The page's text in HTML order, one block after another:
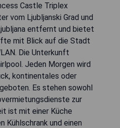
Castle Triplex
vom Ljubljanski Grad und
entfernt und bietet
mit Blick auf die Stadt
Die Unterkunft
Jeden Morgen wird
kontinentales oder
Es stehen sowohl
zur
ist mit einer Küche
Kühlschrank und einen